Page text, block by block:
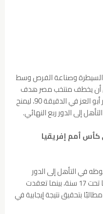
السيطرة وصناعة الفرص وسط
أن يخطف منتخب مصر هدف
الانتصار القاتل عن طريق اللاعب أمير أبو العز في الدقيقة 90، ليمنح
إلى الدور ربع النهائي.
أمم إفريقيا
في التأهل إلى الدور
المقبل من بطولة كأس أمم إفريقيا تحت 17 سنة، بينما تعقدت
بتحقيق نتيجة إيجابية في